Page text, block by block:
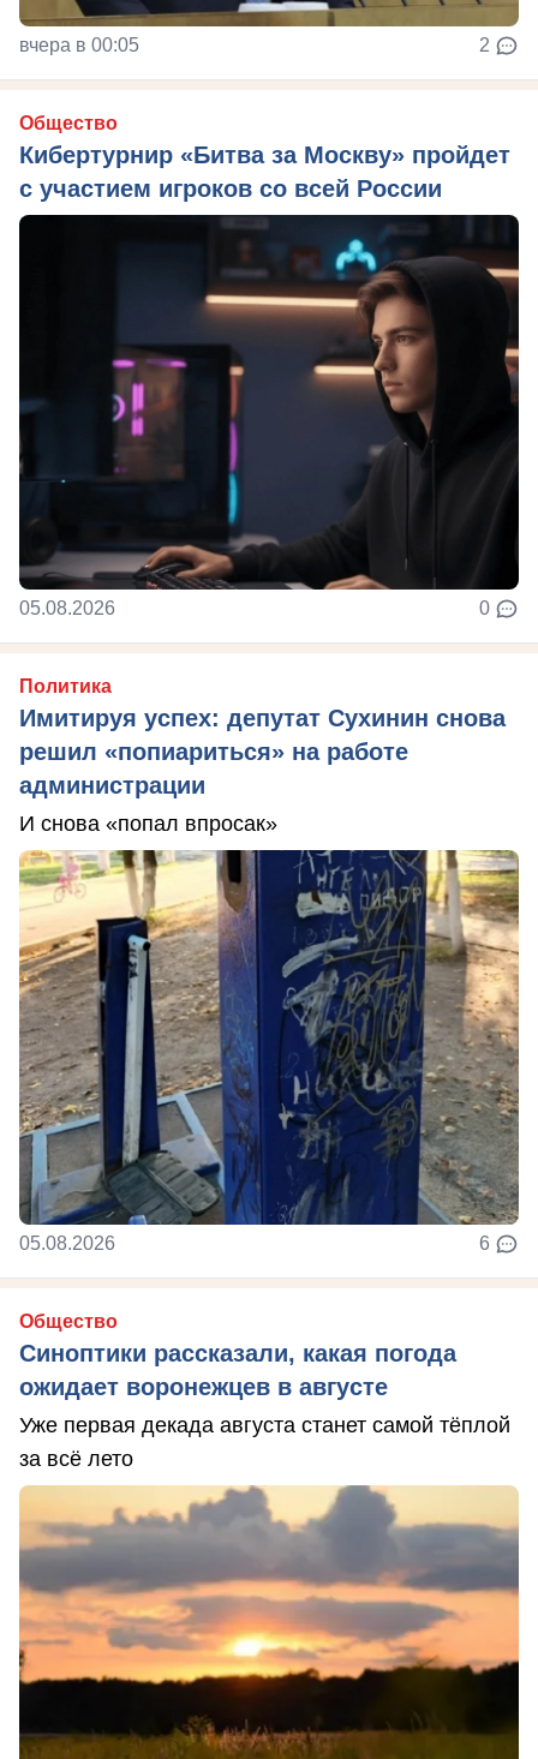
вчера в 00:05 2
Общество
Кибертурнир «Битва за Москву» пройдет
с участием игроков со всей России
05.08.2026 0
Политика
Имитируя успех: депутат Сухинин снова
решил «попиариться» на работе
администрации
И снова «попал впросак»
05.08.2026 6
Общество
Синоптики рассказали, какая погода
ожидает воронежцев в августе
Уже первая декада августа станет самой тёплой
за всё лето